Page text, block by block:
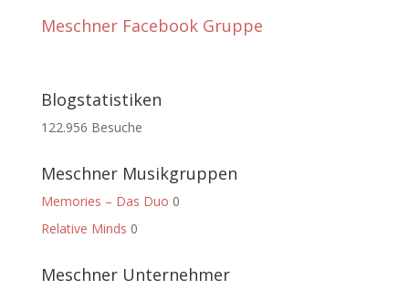
Meschner Facebook Gruppe
Blogstatistiken
122.956 Besuche
Meschner Musikgruppen
Memories – Das Duo 0
Relative Minds 0
Meschner Unternehmer